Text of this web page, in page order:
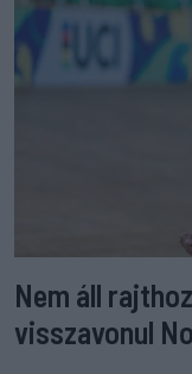
Nem áll
visszavonul